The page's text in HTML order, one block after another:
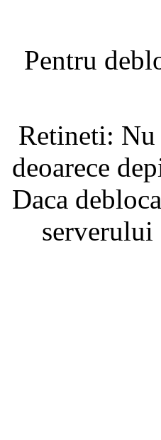
Pentru
Retineti: Nu
deoarece
Daca